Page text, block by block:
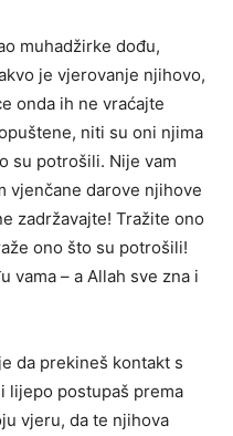
muhadžirke dođu,
je vjerovanje njihovo,
onda ih ne vraćajte
niti su oni njima
su potrošili. Nije vam
vjenčane darove njihove
zadržavajte! Tražite ono
ono što su potrošili!
vama – a Allah sve zna i
da prekineš kontakt s
lijepo postupaš prema
vjeru, da te njihova